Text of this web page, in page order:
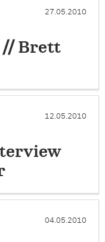
27.05.2010
// Brett
12.05.2010
04.05.2010